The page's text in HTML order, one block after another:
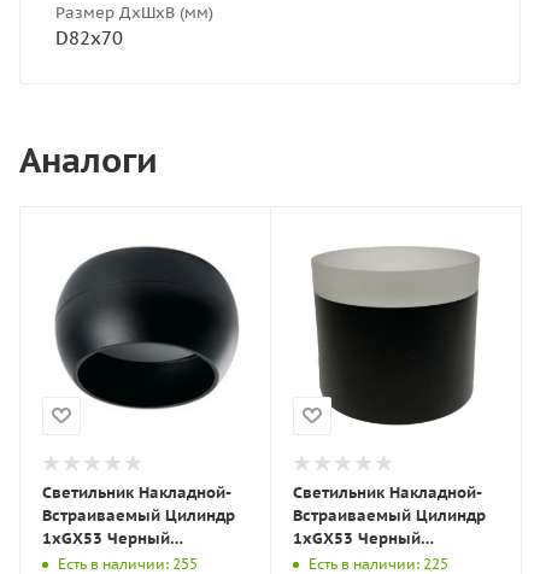
Размер ДхШхВ (мм)
D82х70
Аналоги
Светильник Накладной-
Встраиваемый Цилиндр
1хGX53 Черный
D82х70мм IP20 GD5307
Есть в наличии: 255
Светильник Накладной-
Встраиваемый Цилиндр
1хGX53 Черный
D82х70мм IP20 GD5306-3
Есть в наличии: 225